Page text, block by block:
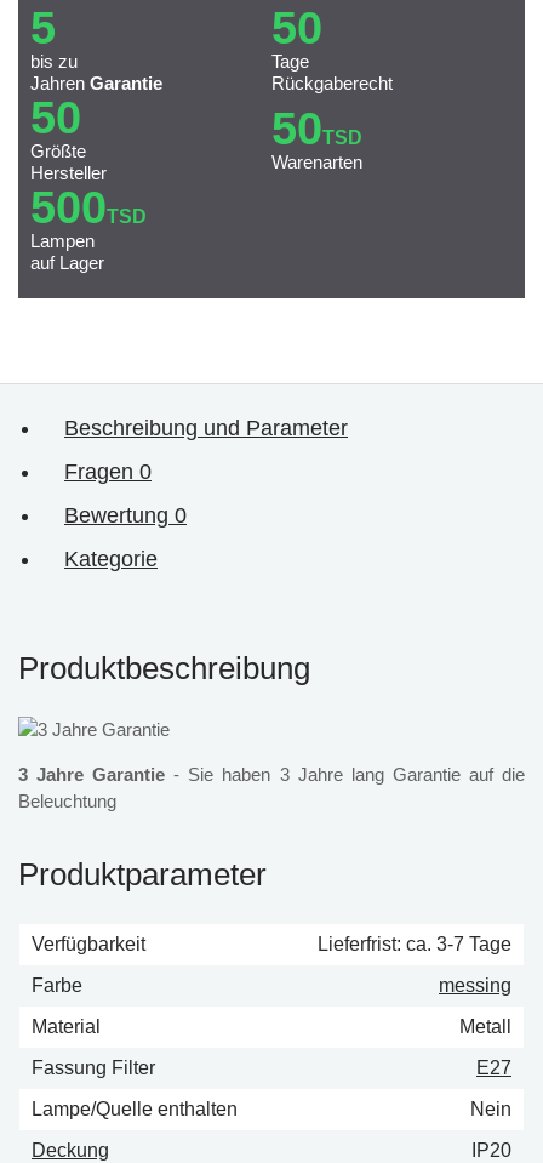
5
bis zu
Jahren Garantie
50
Tage
Rückgaberecht
50
Größte
Hersteller
50TSD
Warenarten
500TSD
Lampen
auf Lager
Beschreibung und Parameter
Fragen 0
Bewertung 0
Kategorie
Produktbeschreibung
3 Jahre Garantie - Sie haben 3 Jahre lang Garantie auf die
Beleuchtung
Produktparameter
Verfügbarkeit
Lieferfrist: ca. 3-7 Tage
Farbe
messing
Material
Metall
Fassung Filter
E27
Lampe/Quelle enthalten
Nein
Deckung
IP20